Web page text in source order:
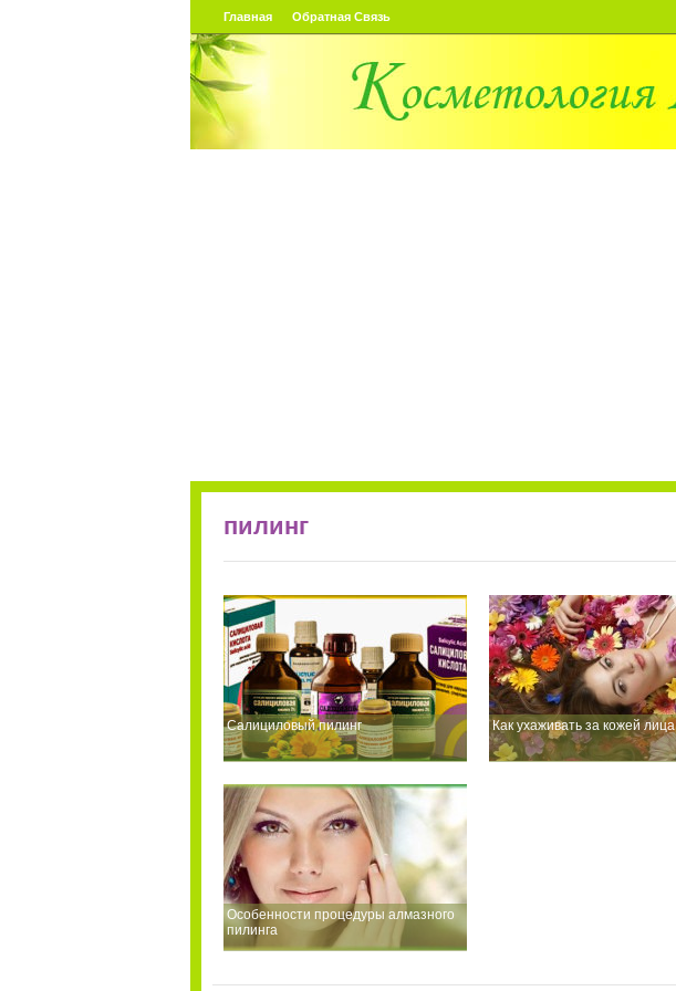
Главная Обратная Связь
пилинг
Салициловый пилинг Как ухаживать за кожей лица
Особенности процедуры алмазного
пилинга